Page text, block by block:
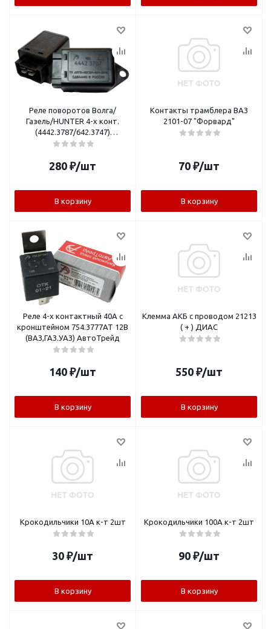
Реле поворотов Волга/
Газель/HUNTER 4-х конт.
(4442.3787/642.3747)
"АвтоТрейд"
280 ₽/шт
В корзину
Контакты трамблера ВАЗ
2101-07 "Форвард"
70 ₽/шт
В корзину
Реле 4-х контактный 40А с
кронштейном 754.3777АТ 12В
(ВАЗ,ГАЗ.УАЗ) АвтоТрейд
140 ₽/шт
В корзину
Клемма АКБ с проводом 21213
( + ) ДИАС
550 ₽/шт
В корзину
Крокодильчики 10А к-т 2шт
30 ₽/шт
В корзину
Крокодильчики 100А к-т 2шт
90 ₽/шт
В корзину